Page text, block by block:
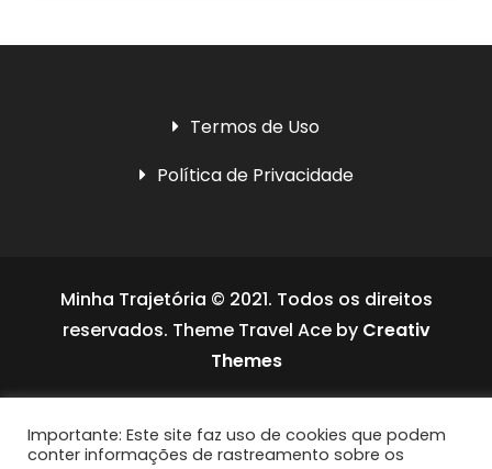
Termos de Uso
Política de Privacidade
Minha Trajetória © 2021. Todos os direitos
reservados. Theme Travel Ace by Creativ
Themes
Importante: Este site faz uso de cookies que podem
conter informações de rastreamento sobre os
UltimatelySocial